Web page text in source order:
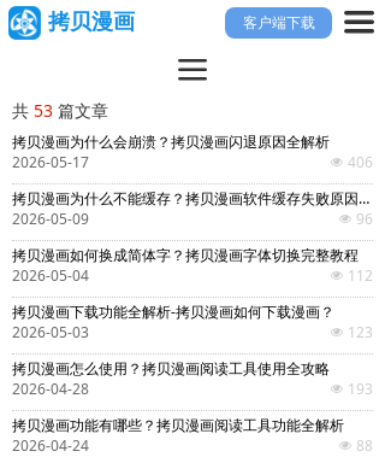
拷贝漫画 끀
客户端下载
끀
共 53 篇文章
拷贝漫画为什么会崩溃？拷贝漫画闪退原因全解析
넶 406
2026-05-17
拷贝漫画为什么不能缓存？拷贝漫画软件缓存失败原因详解
넶 96
2026-05-09
拷贝漫画如何换成简体字？拷贝漫画字体切换完整教程
넶 112
2026-05-04
拷贝漫画下载功能全解析-拷贝漫画如何下载漫画？
넶 123
2026-05-03
拷贝漫画怎么使用？拷贝漫画阅读工具使用全攻略
넶 193
2026-04-28
拷贝漫画功能有哪些？拷贝漫画阅读工具功能全解析
넶 88
2026-04-24